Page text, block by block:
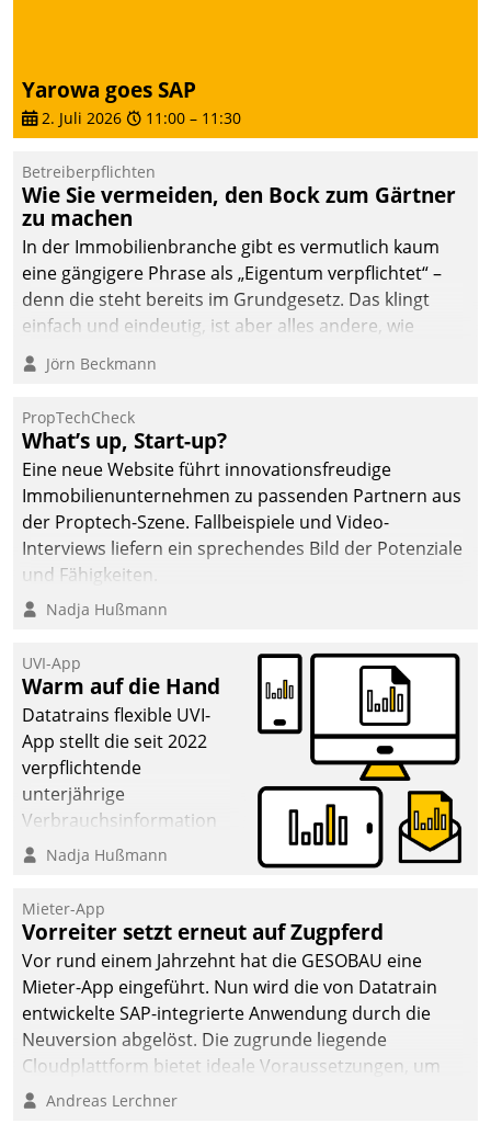
zielgerichtete
Mieterbefragungen – eine
starke Grundlage für
intelligente,
datengestützte
Entscheidungen.
Yarowa goes SAP
2. Juli 2026 11:00 – 11:30
Betreiberpflichten
Wie Sie vermeiden, den Bock zum Gärtner
zu machen
In der Immobilienbranche gibt es vermutlich kaum
eine gängigere Phrase als „Eigentum verpflichtet“ –
denn die steht bereits im Grundgesetz. Das klingt
einfach und eindeutig, ist aber alles andere, wie
Branchenbeschäftigte wissen. Denn mit der
Verantwortung folgen Verpflichtungen.
Jörn Beckmann
PropTechCheck
What’s up, Start-up?
Eine neue Website führt innovationsfreudige
Immobilienunternehmen zu passenden Partnern aus
der Proptech-Szene. Fallbeispiele und Video-
Interviews liefern ein sprechendes Bild der Potenziale
und Fähigkeiten.
Nadja Hußmann
UVI-App
Warm auf die Hand
Datatrains flexible UVI-
App stellt die seit 2022
verpflichtende
unterjährige
Verbrauchsinformation
schnell, zuverlässig und
Die monatlichen
Mitteilungen zum
Heizungs- und
Wasserverbrauch gehen
automatisiert, vollständig
und auf Wunsch über
mehrere zuvor
Kommunikationswege bei
Nadja Hußmann
Mieter-App
Vorreiter setzt erneut auf Zugpferd
Vor rund einem Jahrzehnt hat die GESOBAU eine
Mieter-App eingeführt. Nun wird die von Datatrain
entwickelte SAP-integrierte Anwendung durch die
Neuversion abgelöst. Die zugrunde liegende
Cloudplattform bietet ideale Voraussetzungen, um
die Funktionalität der App zu erweitern und weitere
Andreas Lerchner